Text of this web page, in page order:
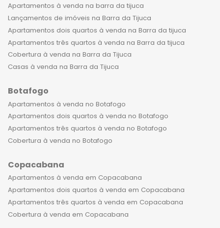
Apartamentos à venda na barra da tijuca
Lançamentos de imóveis na Barra da Tijuca
Apartamentos dois quartos à venda na Barra da tijuca
Apartamentos três quartos à venda na Barra da tijuca
Cobertura à venda na Barra da Tijuca
Casas à venda na Barra da Tijuca
Botafogo
Apartamentos à venda no Botafogo
Apartamentos dois quartos à venda no Botafogo
Apartamentos três quartos à venda no Botafogo
Cobertura à venda no Botafogo
Copacabana
Apartamentos à venda em Copacabana
Apartamentos dois quartos à venda em Copacabana
Apartamentos três quartos à venda em Copacabana
Cobertura à venda em Copacabana